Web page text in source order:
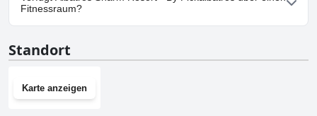
Pickalbatros vorhanden.
Fitnessraum?
Fitnessraum.
Standort
Karte anzeigen